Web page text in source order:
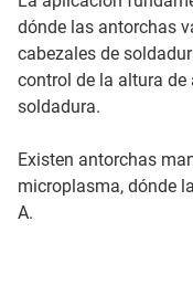
dónde las antorchas
cabezales de
control de la altura de
soldadura.
Existen antorchas
microplasma, dónde
A.